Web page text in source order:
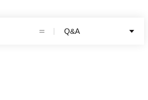
Q&A